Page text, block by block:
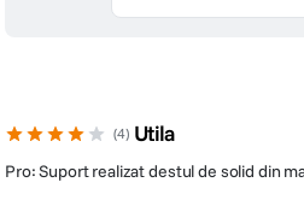
4 Utila
Pro: Suport realizat destul de solid din